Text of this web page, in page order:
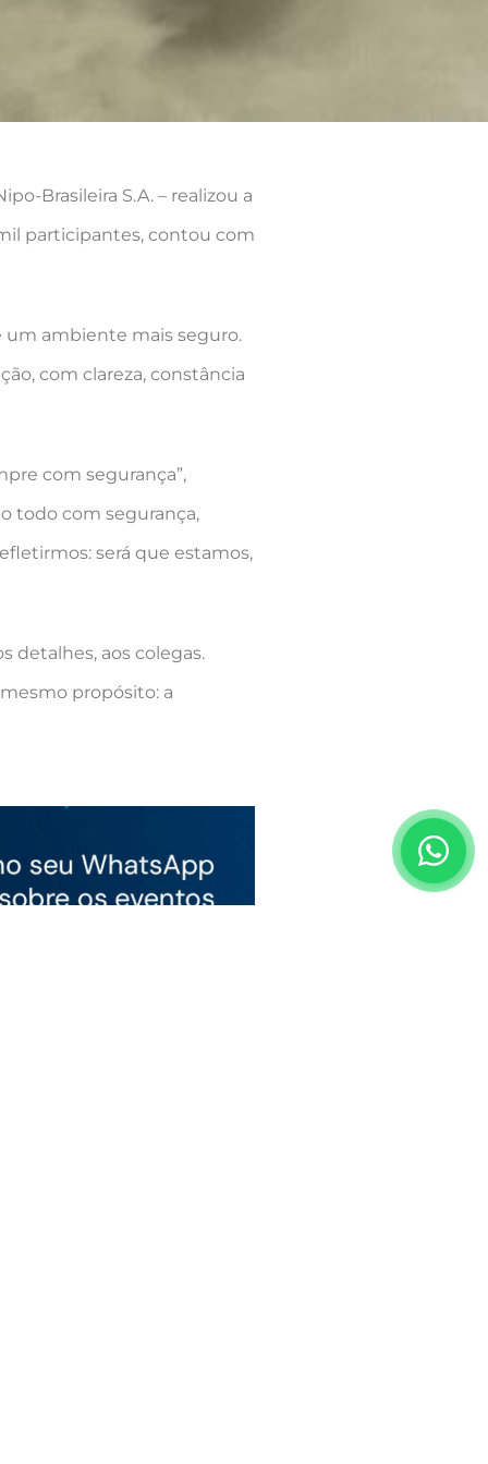
Brasileira S.A. – realizou a
participantes, contou com
um ambiente mais seguro.
com clareza, constância
com segurança”,
todo com segurança,
será que estamos,
detalhes, aos colegas.
propósito: a